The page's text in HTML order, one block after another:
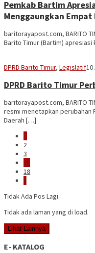
Pemkab Bartim
Menggaungkan Empat
baritorayapost.com, BARITO
Barito Timur (Bartim) apresiasi
DPRD Barito Timur, Legislatif10
DPRD Barito Timur
baritorayapost.com, BARITO
resmi menetapkan perubahan
Daerah […]
1
2
3
…
18
»
Tidak Ada Pos Lagi.
Tidak ada laman yang di load.
Lihat Lainnya
E- KATALOG